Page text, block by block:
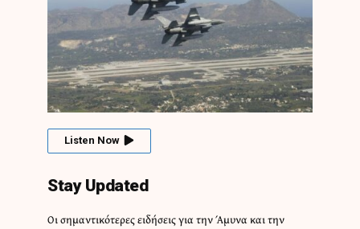
Listen Now
Stay Updated
Οι σημαντικότερες ειδήσεις για την Άμυνα και την